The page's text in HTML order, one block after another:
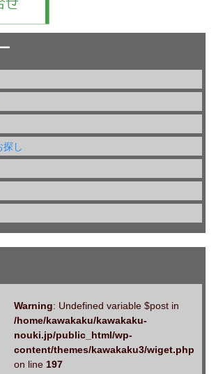
探し
Warning: Undefined variable $post in
/home/kawakaku/kawakaku-
nouki.jp/public_html/wp-
content/themes/kawakaku3/wiget.php
on line 197